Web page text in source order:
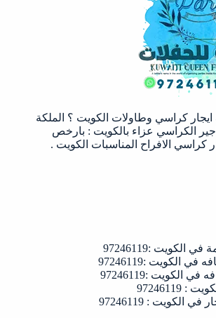
كراسي وطاولات الكويت ؟ الملكة
الكراسي عزاء بالكويت : بارخص
كراسي الافراح المناسبات الكويت .
:97246119
الكويت :97246119
الكويت :97246119
الكويت : 97246119